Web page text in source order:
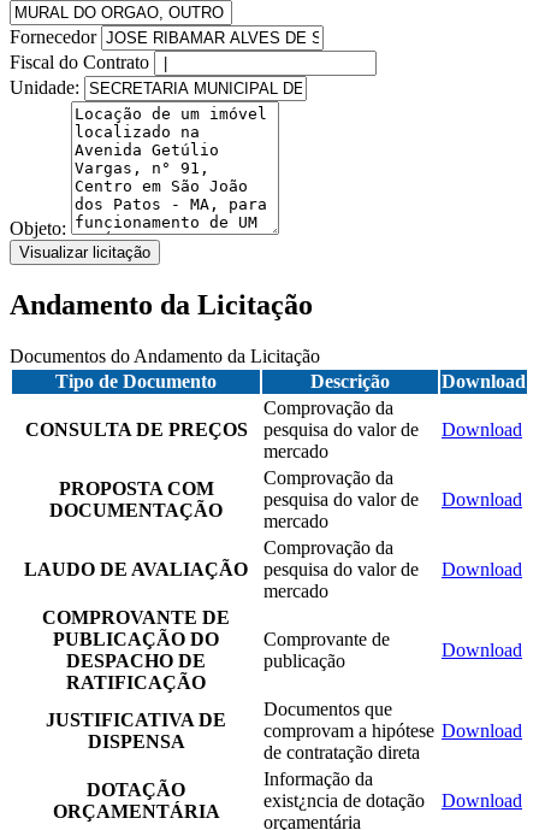
Fornecedor
Fiscal do Contrato
Unidade:
Objeto:
Visualizar licitação
Andamento da Licitação
Documentos do Andamento da Licitação
Tipo de Documento
Descrição Download
CONSULTA DE PREÇOS
Comprovação da
pesquisa do valor de
mercado
Download
PROPOSTA COM
DOCUMENTAÇÃO
Comprovação da
pesquisa do valor de
mercado
Download
LAUDO DE AVALIAÇÃO
Comprovação da
pesquisa do valor de
mercado
Download
COMPROVANTE DE
PUBLICAÇÃO DO
DESPACHO DE
RATIFICAÇÃO
Comprovante de
publicação
Download
JUSTIFICATIVA DE
DISPENSA
Documentos que
comprovam a hipótese
de contratação direta
Download
DOTAÇÃO
ORÇAMENTÁRIA
Informação da
exist¿ncia de dotação
orçamentária
Download